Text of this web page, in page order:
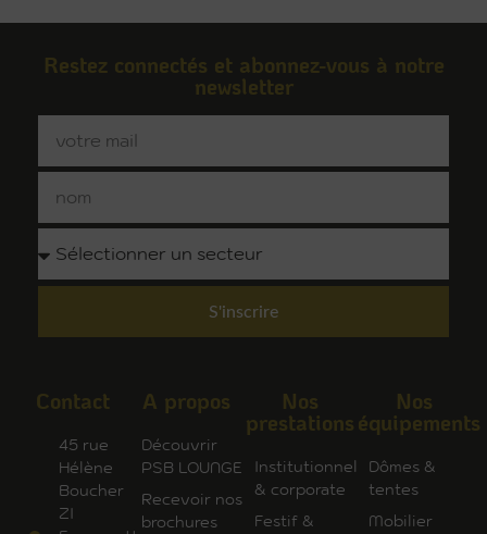
Restez connectés et abonnez-vous à notre
newsletter
S'inscrire
Contact
45 rue
Hélène
Boucher
ZI
A propos
Découvrir
PSB LOUNGE
Recevoir nos
brochures
Nos
prestations
Institutionnel
& corporate
Festif &
Nos
équipements
Dômes &
tentes
Mobilier